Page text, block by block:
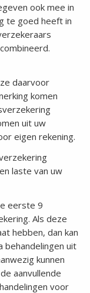
ook mee in
te goed heeft in
daarvoor
komen
uit uw
eigen rekening.
laste van uw
eerste 9
Als deze
hebben, dan kan
uit
kunnen
aanvullende
voor